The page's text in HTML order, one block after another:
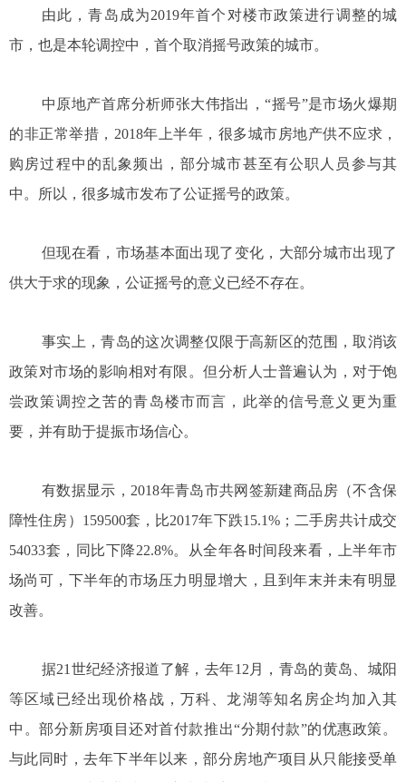
由此，青岛成为2019年首个对楼市政策进行调整的城
市，也是本轮调控中，首个取消摇号政策的城市。
中原地产首席分析师张大伟指出，“摇号”是市场火爆期
的非正常举措，2018年上半年，很多城市房地产供不应求，
购房过程中的乱象频出，部分城市甚至有公职人员参与其
中。所以，很多城市发布了公证摇号的政策。
但现在看，市场基本面出现了变化，大部分城市出现了
供大于求的现象，公证摇号的意义已经不存在。
事实上，青岛的这次调整仅限于高新区的范围，取消该
政策对市场的影响相对有限。但分析人士普遍认为，对于饱
尝政策调控之苦的青岛楼市而言，此举的信号意义更为重
要，并有助于提振市场信心。
有数据显示，2018年青岛市共网签新建商品房（不含保
障性住房）159500套，比2017年下跌15.1%；二手房共计成交
54033套，同比下降22.8%。从全年各时间段来看，上半年市
场尚可，下半年的市场压力明显增大，且到年末并未有明显
改善。
据21世纪经济报道了解，去年12月，青岛的黄岛、城阳
等区域已经出现价格战，万科、龙湖等知名房企均加入其
中。部分新房项目还对首付款推出“分期付款”的优惠政策。
与此同时，去年下半年以来，部分房地产项目从只能接受单